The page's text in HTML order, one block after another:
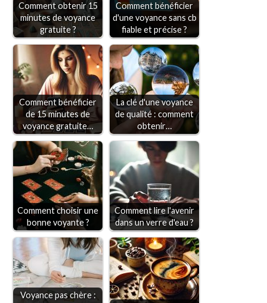
Comment obtenir 15
minutes de voyance
gratuite ?
Comment bénéficier
d'une voyance sans cb
fiable et précise ?
Comment bénéficier
de 15 minutes de
voyance gratuite…
La clé d'une voyance
de qualité : comment
obtenir…
Comment choisir une
bonne voyante ?
Comment lire l'avenir
dans un verre d'eau ?
Voyance pas chère :